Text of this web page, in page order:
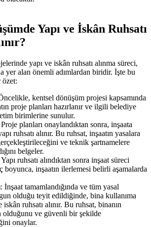
Yapı ve İskân Ruhsatı
yapı ve iskân ruhsatı alınma süreci,
yer alan önemli adımlardan biridir. İşte bu
kentsel dönüşüm projesi kapsamında
proje planları hazırlanır ve ilgili belediye
birimlerine sunulur.
planları onaylandıktan sonra, inşaata
ruhsatı alınır. Bu ruhsat, inşaatın yasalara
ve teknik şartnamelere
belgeler.
Yapı ruhsatı alındıktan sonra inşaat süreci
boyunca, inşaatın ilerlemesi belirli aşamalarda
: İnşaat tamamlandığında ve tüm yasal
olduğu teyit edildiğinde, bina kullanıma
iskân ruhsatı alınır. Bu ruhsat, binanın
olduğunu ve güvenli bir şekilde
onaylar.